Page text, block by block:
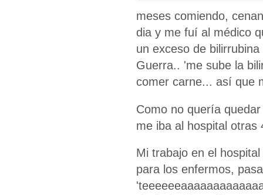
meses comiendo,
dia y me fuí al médico
un exceso de
Guerra.. 'me sube la
comer carne... así que
Como no quería
me iba al hospital
Mi trabajo en el
para los enfermos,